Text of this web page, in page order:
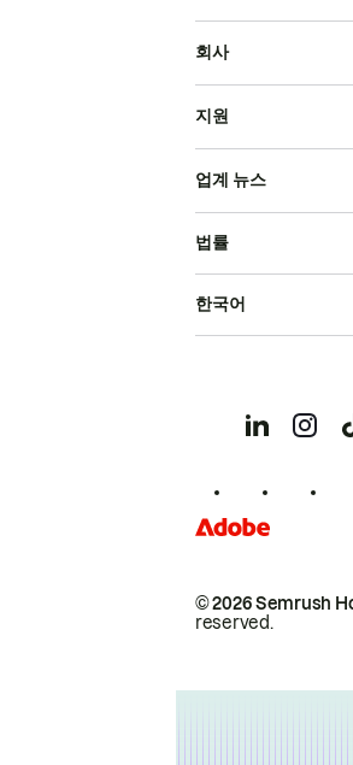
회사
지원
업계 뉴스
© 2026 Semrush
reserved.
법률
한국어